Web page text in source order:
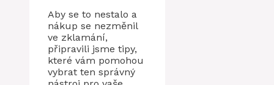
Aby se to nestalo a
nákup se nezměnil
ve zklamání,
připravili jsme tipy,
které vám pomohou
vybrat ten správný